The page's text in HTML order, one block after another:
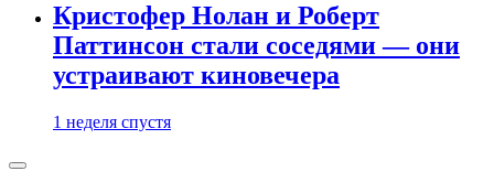
Кристофер Нолан и Роберт
Паттинсон стали соседями — они
устраивают киновечера
1 неделя спустя